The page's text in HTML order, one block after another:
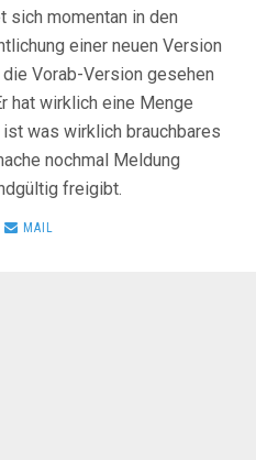
sich momentan in den
einer neuen Version
Vorab-Version gesehen
hat wirklich eine Menge
was wirklich brauchbares
nochmal Meldung
freigibt.
MAIL